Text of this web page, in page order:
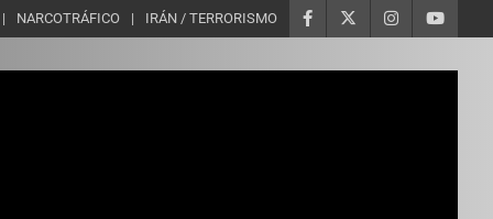
NARCOTRÁFICO IRÁN / TERRORISMO